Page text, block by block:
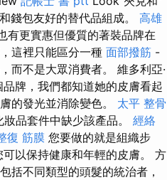
錢包友好的替代品組成。 高雄
有更實惠但優質的著裝品牌在
這裡只能區分一種 面部撥筋 -
而不是大眾消費者。 維多利亞·
牌，我們都知道她的皮膚看起
的發光並消除變色。 太平 整骨
品套件中缺少該產品。 經絡
復 筋膜 您要做的就是組織步
以保持健康和年輕的皮膚。 方
括不同類型的頭髮的統治者，